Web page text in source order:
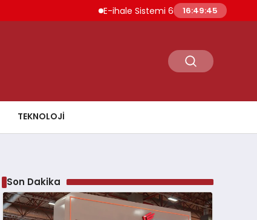
E-ihale Sistemi 6 Ayda 2.7 Milyar Lira Gelir
16:49:47
TEKNOLOJI
Son Dakika